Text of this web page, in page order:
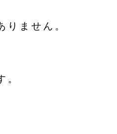
りません。
。